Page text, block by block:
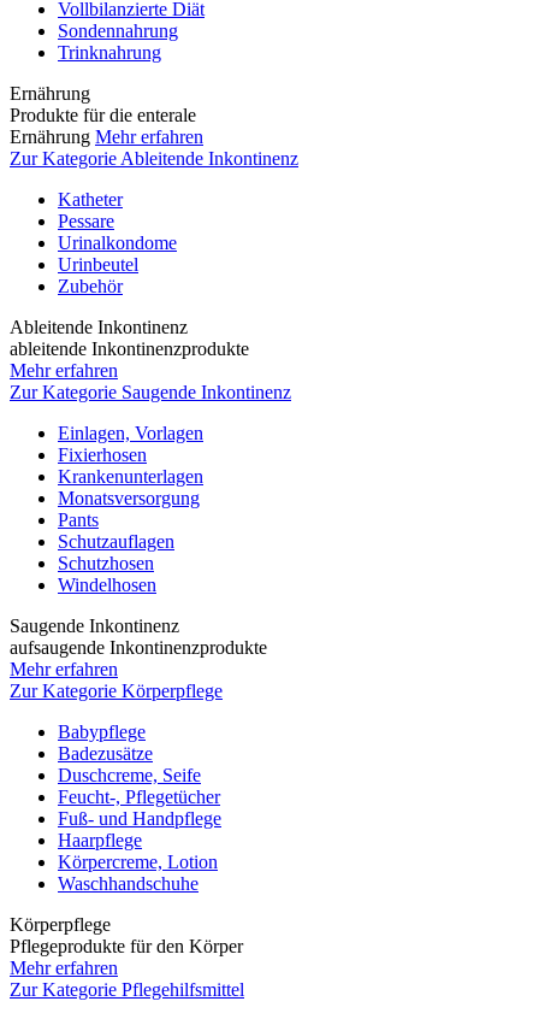
Vollbilanzierte Diät
Sondennahrung
Trinknahrung
Ernährung
Produkte für die enterale
Ernährung Mehr erfahren
Zur Kategorie Ableitende Inkontinenz
Katheter
Pessare
Urinalkondome
Urinbeutel
Zubehör
Ableitende Inkontinenz
ableitende Inkontinenzprodukte
Mehr erfahren
Zur Kategorie Saugende Inkontinenz
Einlagen, Vorlagen
Fixierhosen
Krankenunterlagen
Monatsversorgung
Pants
Schutzauflagen
Schutzhosen
Windelhosen
Saugende Inkontinenz
aufsaugende Inkontinenzprodukte
Mehr erfahren
Zur Kategorie Körperpflege
Babypflege
Badezusätze
Duschcreme, Seife
Feucht-, Pflegetücher
Fuß- und Handpflege
Haarpflege
Körpercreme, Lotion
Waschhandschuhe
Körperpflege
Pflegeprodukte für den Körper
Mehr erfahren
Zur Kategorie Pflegehilfsmittel